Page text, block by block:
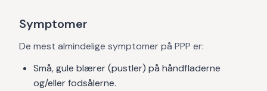
Symptomer
De mest almindelige symptomer på PPP er:
Små, gule blærer (pustler) på håndfladerne
og/eller fodsålerne.